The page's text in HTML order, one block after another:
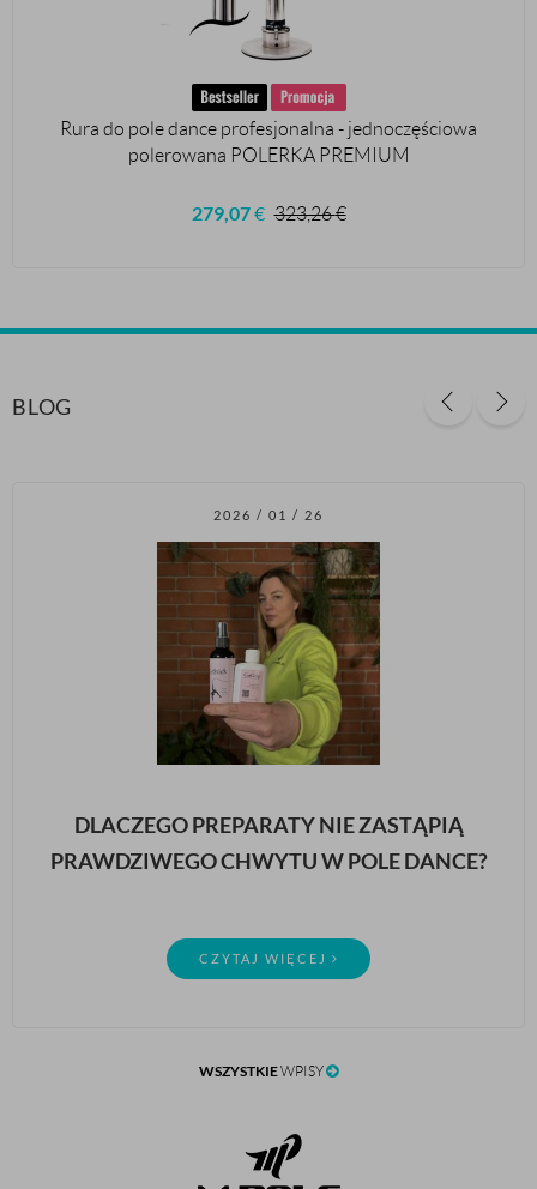
Rura do pole dance profesjonalna - jednoczęściowa
polerowana POLERKA PREMIUM
279,07€ 323,26€
BLOG
2026 / 01 / 26
DLACZEGO PREPARATY NIE ZASTĄPIĄ
PRAWDZIWEGO CHWYTU W POLE DANCE?
CZYTAJ WIĘCEJ
WSZYSTKIEWPISY